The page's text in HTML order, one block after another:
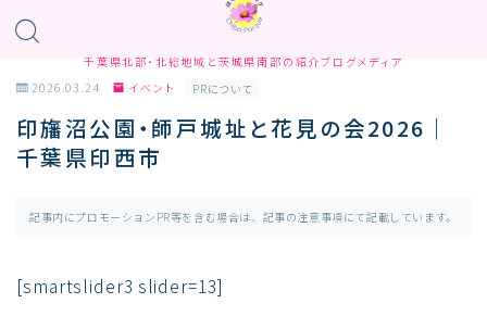
千葉県北部・北総地域と茨城県南部の紹介ブログメディア
2026.03.24 イベント PRについて
印旛沼公園・師戸城址と花見の会2026｜
千葉県印西市
記事内にプロモーションPR等を含む場合は、記事の注意事項にて記載しています。
[smartslider3 slider=13]